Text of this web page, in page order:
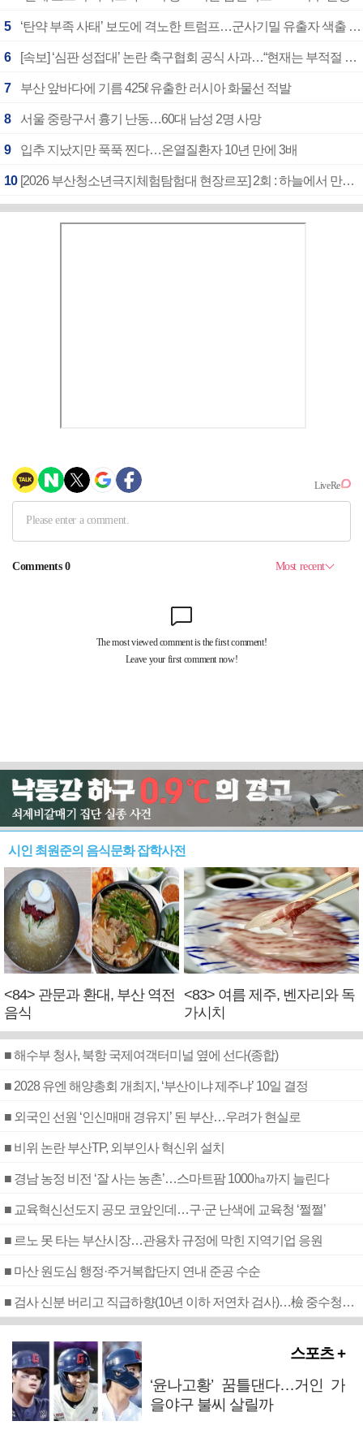
5 ‘탄약 부족 사태’ 보도에 격노한 트럼프…군사기밀 유출자 색출 지시
6 [속보] ‘심판 성접대’ 논란 축구협회 공식 사과…“현재는 부적절 행위 없어”
7 부산 앞바다에 기름 425ℓ 유출한 러시아 화물선 적발
8 서울 중랑구서 흉기 난동…60대 남성 2명 사망
9 입추 지났지만 푹푹 찐다…온열질환자 10년 만에 3배
10 [2026 부산청소년극지체험탐험대 현장르포] 2회 : 하늘에서 만난 얼음의 나라
시인 최원준의 음식문화 잡학사전
<84> 관문과 환대, 부산 역전
음식
<83> 여름 제주, 벤자리와 독
가시치
■ 해수부 청사, 북항 국제여객터미널 옆에 선다(종합)
■ 2028 유엔 해양총회 개최지, ‘부산이냐 제주냐’ 10일 결정
■ 외국인 선원 ‘인신매매 경유지’ 된 부산…우려가 현실로
■ 비위 논란 부산TP, 외부인사 혁신위 설치
■ 경남 농정 비전 ‘잘 사는 농촌’…스마트팜 1000㏊까지 늘린다
■ 교육혁신선도지 공모 코앞인데…구·군 난색에 교육청 ‘쩔쩔’
■ 르노 못 타는 부산시장…관용차 규정에 막힌 지역기업 응원
■ 마산 원도심 행정·주거복합단지 연내 준공 수순
■ 검사 신분 버리고 직급하향(10년 이하 저연차 검사)…檢 중수청행 기피
스포츠 +
‘윤나고황’ 꿈틀댄다…거인 가
을야구 불씨 살릴까